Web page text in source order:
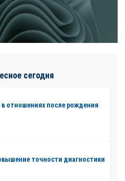
сегодня
в отношениях после рождения
точности диагностики